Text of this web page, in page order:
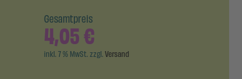
Gesamtpreis
4,05€
inkl. 7 % MwSt. zzgl.Versand